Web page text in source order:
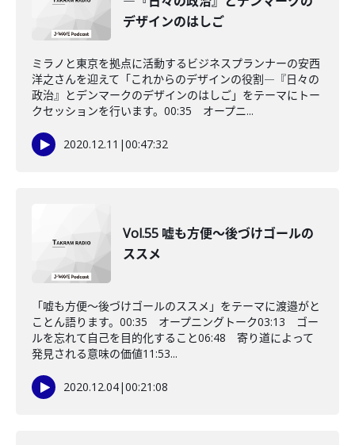
デザインのはしご
ミラノと東京を拠点に活動するビジネスプランナーの安西
洋之さんを迎えて「これからのデザインの役割―『日々の
政治』とデンマークのデザインのはしご」をテーマにトー
クセッションを行います。00:35 オープニ...
2020.12.11 |00:47:32
Vol.55 嘘も方便～後づけゴールの
ススメ
「嘘も方便～後づけゴールのススメ」をテーマに渡邉がと
ことん語ります。00:35 オープニングトーク03:13 ゴー
ルを忘れて自己を目的化すること06:48 寄り道によって
発見される意味の価値11:53...
2020.12.04|00:21:08